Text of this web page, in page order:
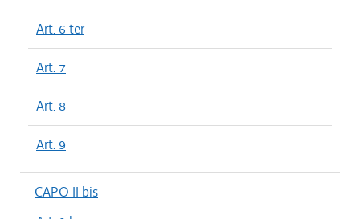
Art. 6 ter
Art. 7
Art. 8
Art. 9
CAPO II bis